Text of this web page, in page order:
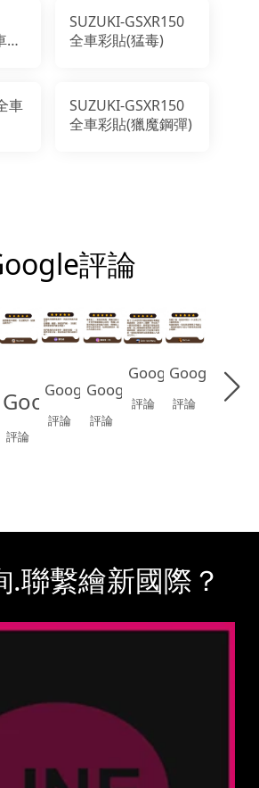
彩
SUZUKI-GSXR150
全車彩貼(猛毒)
車
SUZUKI-GSXR150
全車彩貼(獵魔鋼彈)
評論
Google
評論
Google
評論
Google
評論
Google
評論
Google
評論
.聯繫繪新國際？